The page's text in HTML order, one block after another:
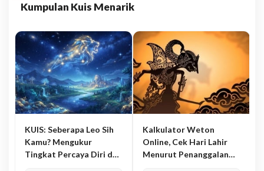
Kumpulan Kuis Menarik
KUIS: Seberapa Leo Sih
Kamu? Mengukur
Tingkat Percaya Diri dan
Kalkulator Weton
Online, Cek Hari Lahir
Menurut Penanggalan